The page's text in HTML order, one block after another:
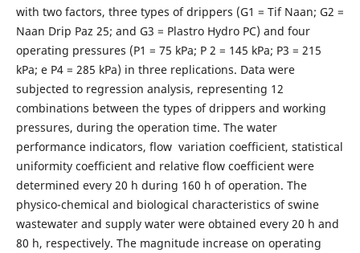
with two factors, three types of drippers (G1 = Tif Naan; G2 =
Naan Drip Paz 25; and G3 = Plastro Hydro PC) and four
operating pressures (P1 = 75 kPa; P 2 = 145 kPa; P3 = 215
kPa; e P4 = 285 kPa) in three replications. Data were
subjected to regression analysis, representing 12
combinations between the types of drippers and working
pressures, during the operation time. The water
performance indicators, flow variation coefficient, statistical
uniformity coefficient and relative flow coefficient were
determined every 20 h during 160 h of operation. The
physico-chemical and biological characteristics of swine
wastewater and supply water were obtained every 20 h and
80 h, respectively. The magnitude increase on operating